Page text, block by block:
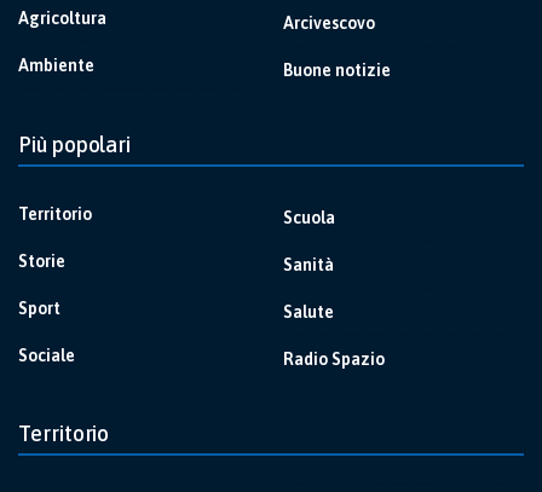
Agricoltura
Ambiente
Arcivescovo
Buone notizie
Più popolari
Territorio
Storie
Sport
Sociale
Scuola
Sanità
Salute
Radio Spazio
Territorio